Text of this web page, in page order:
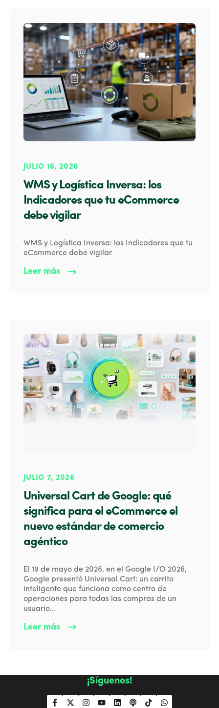
JULIO 16, 2026
WMS y Logística Inversa: los
Indicadores que tu eCommerce
debe vigilar
WMS y Logística Inversa: los Indicadores que tu
eCommerce debe vigilar
Leer más
JULIO 7, 2026
Universal Cart de Google: qué
significa para el eCommerce el
nuevo estándar de comercio
agéntico
El 19 de mayo de 2026, en el Google I/O 2026,
Google presentó Universal Cart: un carrito
inteligente que funciona como centro de
operaciones para todas las compras de un
usuario...
Leer más
¡Síguenos!